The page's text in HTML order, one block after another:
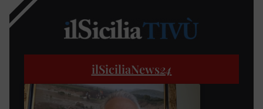
ilSiciliaNews24